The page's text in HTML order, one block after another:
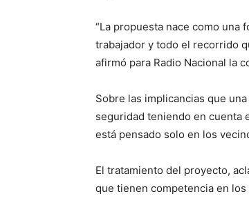
“La propuesta nace como una
trabajador y todo el recorrido
afirmó para Radio Nacional la
Sobre las implicancias que
seguridad teniendo en cuenta
está pensado solo en los
El tratamiento del proyecto,
que tienen competencia en los